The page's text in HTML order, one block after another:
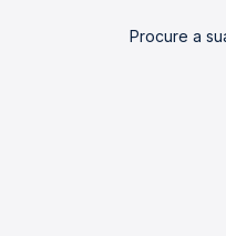
Procure a